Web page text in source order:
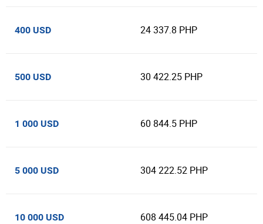
400 USD 24 337.8 PHP
500 USD 30 422.25 PHP
1 000 USD 60 844.5 PHP
5 000 USD 304 222.52 PHP
10 000 USD 608 445.04 PHP